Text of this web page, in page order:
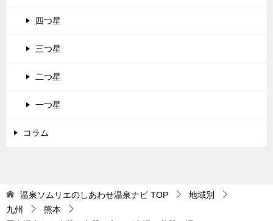
四つ星
三つ星
二つ星
一つ星
コラム
温泉ソムリエのしあわせ温泉ナビ TOP
地域別
九州
熊本